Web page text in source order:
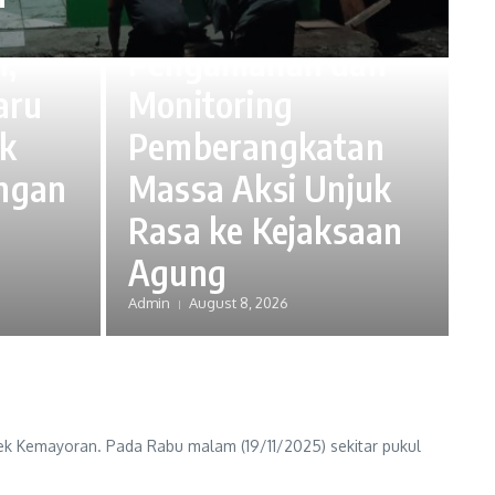
Lakukan
Pengamanan dan
Monitoring
Pemberangkatan
Massa Aksi Unjuk
Rasa ke Kejaksaan
Agung
Admin August 8, 2026
Pada Rabu malam (19/11/2025) sekitar pukul